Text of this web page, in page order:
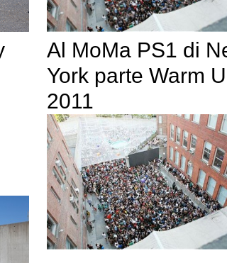
Al MoMa PS1 di
York parte Warm
2011